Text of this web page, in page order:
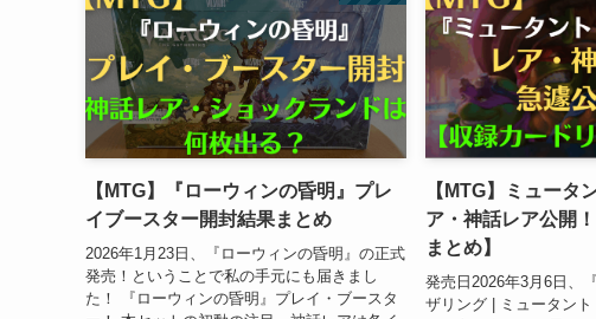
【MTG】『ローウィンの昏明』プレ
イブースター開封結果まとめ
2026年1月23日、『ローウィンの昏明』の正式
発売！ということで私の手元にも届きまし
た！ 『ローウィンの昏明』プレイ・ブースタ
【MTG】ミュータ
ア・神話レア公開
まとめ】
発売日2026年3月6日、
ザリング | ミュータン